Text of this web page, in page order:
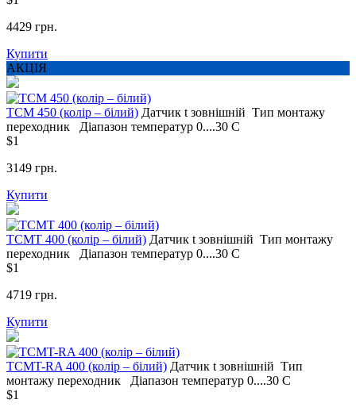
4429 грн.
Купити
АКЦІЯ
ТСМ 450 (колір – білий) Датчик t зовнішній Тип монтажу
переходник
Діапазон температур 0....30 С
$1
3149 грн.
Купити
ТСМT 400 (колір – білий) Датчик t зовнішній Тип монтажу
переходник
Діапазон температур 0....30 С
$1
4719 грн.
Купити
ТСМT-RA 400 (колір – білий) Датчик t зовнішній Тип
монтажу переходник Діапазон температур 0....30 С
$1